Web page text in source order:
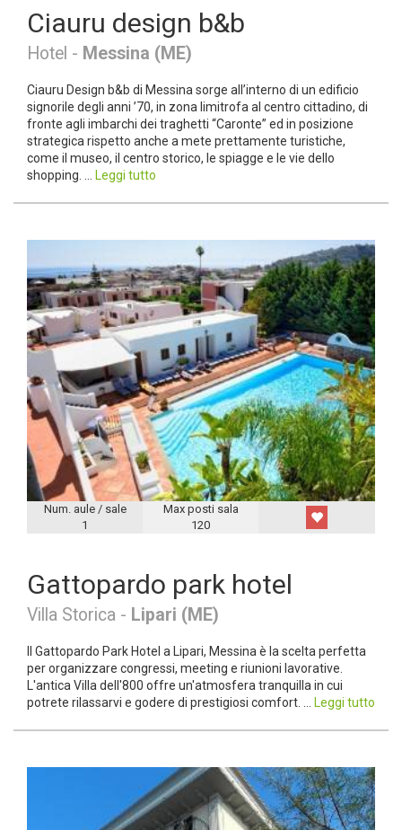
Ciauru design b&b
Hotel - Messina (ME)
Ciauru Design b&b di Messina sorge all’interno di un edificio
signorile degli anni ’70, in zona limitrofa al centro cittadino, di
fronte agli imbarchi dei traghetti “Caronte” ed in posizione
strategica rispetto anche a mete prettamente turistiche,
come il museo, il centro storico, le spiagge e le vie dello
shopping. ... Leggi tutto
Num. aule / sale
1
Max posti sala
120
Gattopardo park hotel
Villa Storica - Lipari (ME)
Il Gattopardo Park Hotel a Lipari, Messina è la scelta perfetta
per organizzare congressi, meeting e riunioni lavorative.
L'antica Villa dell'800 offre un'atmosfera tranquilla in cui
potrete rilassarvi e godere di prestigiosi comfort. ...
Leggi tutto